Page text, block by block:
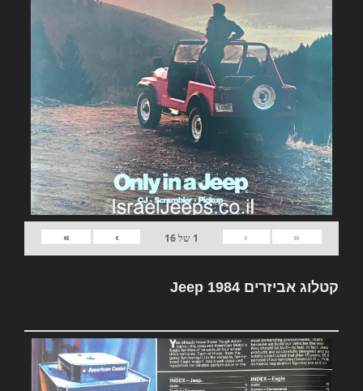
«
‹
1 של16
›
»
קטלוג אביזרים Jeep 1984